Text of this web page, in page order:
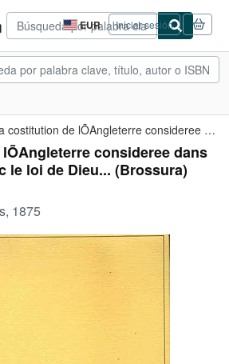
EUR
Preferencias
de
compra
del
Iniciar sesión
La costitution de lÕAngleterre consideree dans ses rapports avec...
consideree dans
le loi de Dieu... (Brossura)
1875